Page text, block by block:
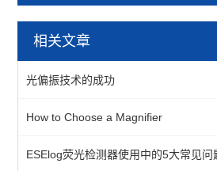
光机械
相关文章
光偏振技术的成功
How to Choose a Magnifier
ESElog荧光检测器使用中的5大常见问